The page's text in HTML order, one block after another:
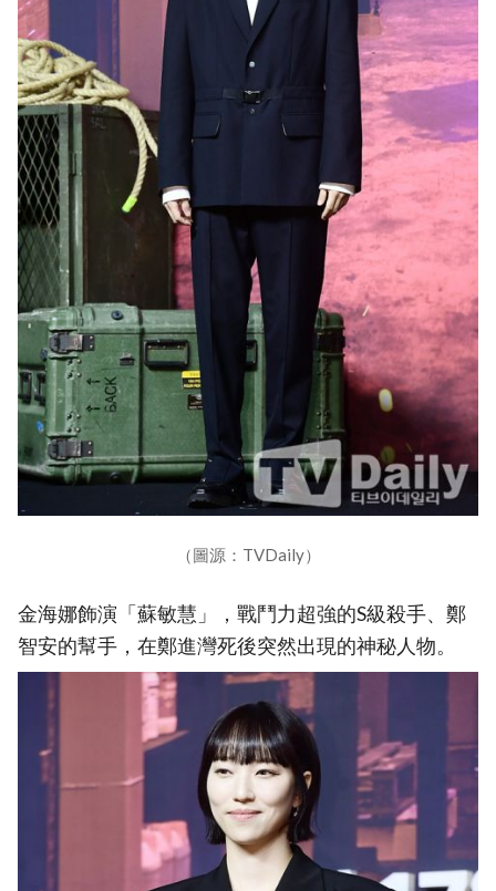
（圖源：TVDaily）
金海娜飾演「蘇敏慧」，戰鬥力超強的S級殺手、鄭
智安的幫手，在鄭進灣死後突然出現的神秘人物。